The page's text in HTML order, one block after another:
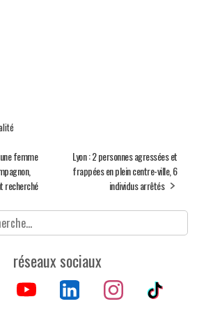
femme
recherché
Lyon : 2 personnes agressées et
frappées en plein centre-ville, 6
individus arrêtés
réseaux sociaux